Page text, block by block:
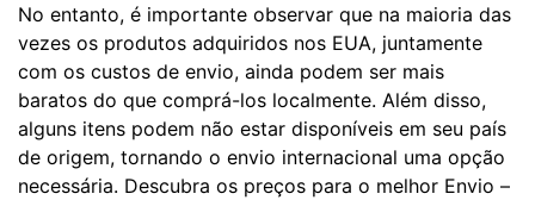
No entanto, é importante observar que na maioria das
vezes os produtos adquiridos nos EUA, juntamente
com os custos de envio, ainda podem ser mais
baratos do que comprá-los localmente. Além disso,
alguns itens podem não estar disponíveis em seu país
de origem, tornando o envio internacional uma opção
necessária. Descubra os preços para o melhor Envio –